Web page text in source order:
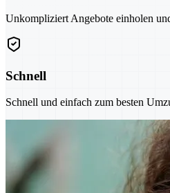
Unkompliziert Angebote einholen
Schnell
Schnell und einfach zum besten